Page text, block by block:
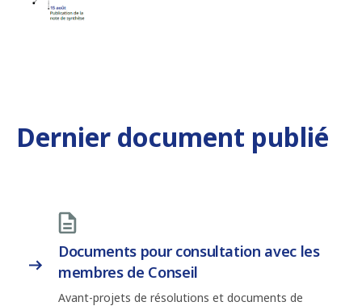
Dernier document publié
Documents pour consultation avec les
membres de Conseil
Avant-projets de résolutions et documents de